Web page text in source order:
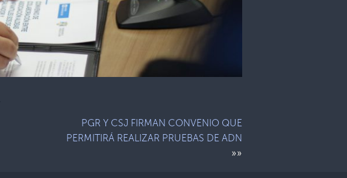
PGR Y CSJ FIRMAN CONVENIO QUE
PERMITIRÁ REALIZAR PRUEBAS DE ADN
»»